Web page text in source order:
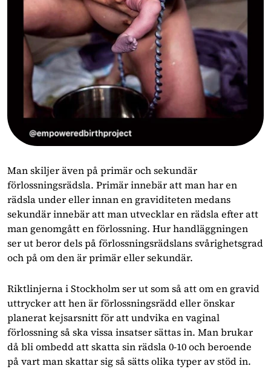
Man skiljer även på primär och sekundär
förlossningsrädsla. Primär innebär att man har en
rädsla under eller innan en graviditeten medans
sekundär innebär att man utvecklar en rädsla efter att
man genomgått en förlossning. Hur handläggningen
ser ut beror dels på förlossningsrädslans svårighetsgrad
och på om den är primär eller sekundär.
Riktlinjerna i Stockholm ser ut som så att om en gravid
uttrycker att hen är förlossningsrädd eller önskar
planerat kejsarsnitt för att undvika en vaginal
förlossning så ska vissa insatser sättas in. Man brukar
då bli ombedd att skatta sin rädsla 0-10 och beroende
på vart man skattar sig så sätts olika typer av stöd in.